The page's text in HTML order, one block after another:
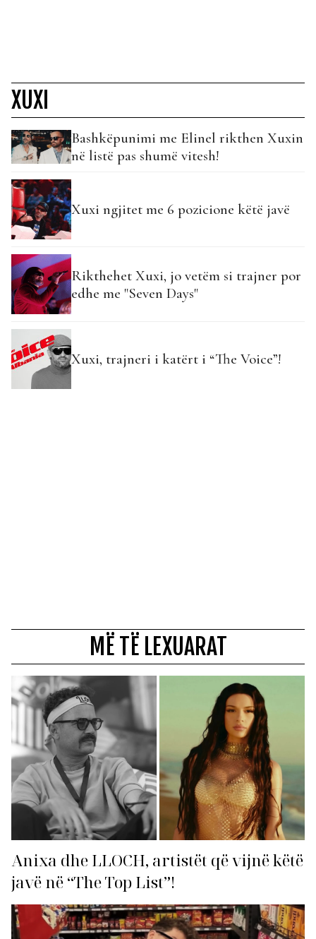
XUXI
Bashkëpunimi me Elinel rikthen Xuxin
në listë pas shumë vitesh!
Xuxi ngjitet me 6 pozicione këtë javë
Rikthehet Xuxi, jo vetëm si trajner por
edhe me "Seven Days"
Xuxi, trajneri i katërt i “The Voice”!
MË TË LEXUARAT
Anixa dhe LLOCH, artistët që vijnë këtë
javë në “The Top List”!